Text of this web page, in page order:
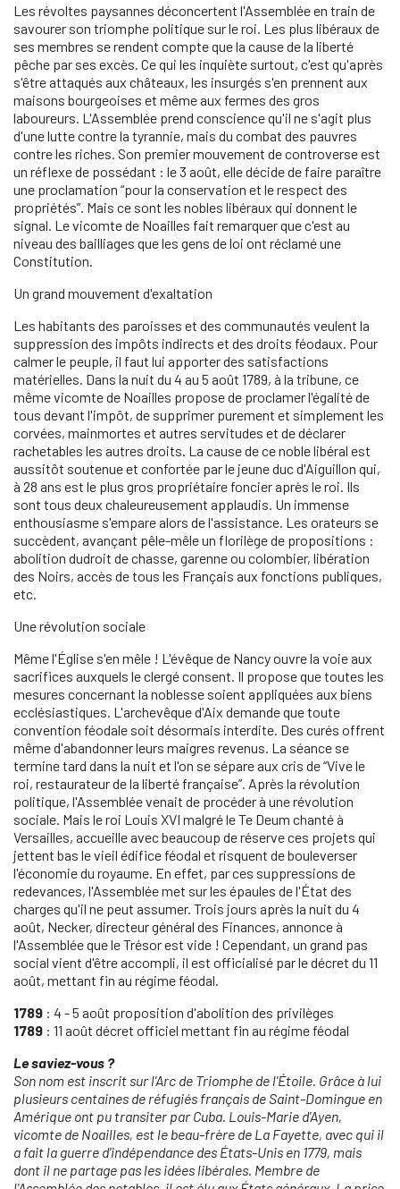
Les révoltes paysannes déconcertent l'Assemblée en train de
savourer son triomphe politique sur le roi. Les plus libéraux de
ses membres se rendent compte que la cause de la liberté
pêche par ses excès. Ce qui les inquiète surtout, c'est qu'après
s'être attaqués aux châteaux, les insurgés s'en prennent aux
maisons bourgeoises et même aux fermes des gros
laboureurs. L'Assemblée prend conscience qu'il ne s'agit plus
d'une lutte contre la tyrannie, mais du combat des pauvres
contre les riches. Son premier mouvement de controverse est
un réflexe de possédant : le 3 août, elle décide de faire paraître
une proclamation “pour la conservation et le respect des
propriétés”. Mais ce sont les nobles libéraux qui donnent le
signal. Le vicomte de Noailles fait remarquer que c'est au
niveau des bailliages que les gens de loi ont réclamé une
Constitution.
Un grand mouvement d'exaltation
Les habitants des paroisses et des communautés veulent la
suppression des impôts indirects et des droits féodaux. Pour
calmer le peuple, il faut lui apporter des satisfactions
matérielles. Dans la nuit du 4 au 5 août 1789, à la tribune, ce
même vicomte de Noailles propose de proclamer l'égalité de
tous devant l'impôt, de supprimer purement et simplement les
corvées, mainmortes et autres servitudes et de déclarer
rachetables les autres droits. La cause de ce noble libéral est
aussitôt soutenue et confortée par le jeune duc d'Aiguillon qui,
à 28 ans est le plus gros propriétaire foncier après le roi. Ils
sont tous deux chaleureusement applaudis. Un immense
enthousiasme s'empare alors de l'assistance. Les orateurs se
succèdent, avançant pêle-mêle un florilège de propositions :
abolition dudroit de chasse, garenne ou colombier, libération
des Noirs, accès de tous les Français aux fonctions publiques,
etc.
Une révolution sociale
Même l'Église s'en mêle ! L'évêque de Nancy ouvre la voie aux
sacrifices auxquels le clergé consent. Il propose que toutes les
mesures concernant la noblesse soient appliquées aux biens
ecclésiastiques. L'archevêque d'Aix demande que toute
convention féodale soit désormais interdite. Des curés offrent
même d'abandonner leurs maigres revenus. La séance se
termine tard dans la nuit et l'on se sépare aux cris de “Vive le
roi, restaurateur de la liberté française”. Après la révolution
politique, l'Assemblée venait de procéder à une révolution
sociale. Mais le roi Louis XVI malgré le Te Deum chanté à
Versailles, accueille avec beaucoup de réserve ces projets qui
jettent bas le vieil édifice féodal et risquent de bouleverser
l'économie du royaume. En effet, par ces suppressions de
redevances, l'Assemblée met sur les épaules de l'État des
charges qu'il ne peut assumer. Trois jours après la nuit du 4
août, Necker, directeur général des Finances, annonce à
l'Assemblée que le Trésor est vide ! Cependant, un grand pas
social vient d'être accompli, il est officialisé par le décret du 11
août, mettant fin au régime féodal.
1789 : 4 - 5 août proposition d'abolition des privilèges
1789 : 11 août décret officiel mettant fin au régime féodal
Le saviez-vous ?
Son nom est inscrit sur l'Arc de Triomphe de l'Étoile. Grâce à lui
plusieurs centaines de réfugiés français de Saint-Domingue en
Amérique ont pu transiter par Cuba. Louis-Marie d'Ayen,
vicomte de Noailles, est le beau-frère de La Fayette, avec qui il
a fait la guerre d'indépendance des États-Unis en 1779, mais
dont il ne partage pas les idées libérales. Membre de